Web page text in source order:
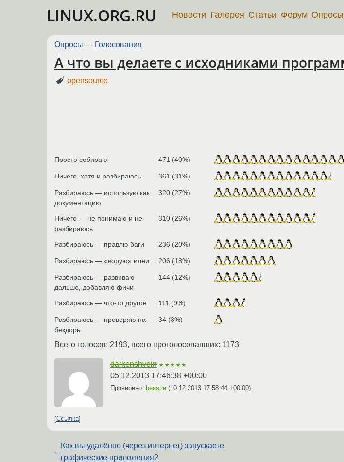
LINUX.ORG.RU Новости Галерея Статьи Форум Опросы
Опросы — Голосования
А что вы делаете с исходниками
opensource
Просто собираю 471 (40%)
Ничего, хотя и разбираюсь 361 (31%)
Разбираюсь — использую как
документацию
320 (27%)
Ничего — не понимаю и не
разбираюсь
310 (26%)
Разбираюсь — правлю баги 236 (20%)
Разбираюсь — «ворую» идеи 206 (18%)
Разбираюсь — развиваю
дальше, добавляю фичи
144 (12%)
Разбираюсь — что-то другое 111 (9%)
Разбираюсь — проверяю на
бекдоры
34 (3%)
Всего голосов: 2193, всего проголосовавших: 1173
darkenshvein ★★★★★
05.12.2013 17:46:38 +00:00
Проверено: beastie (10.12.2013 17:58:44 +00:00)
Ссылка
←
Как вы удалённо (через интернет) запускаете
графические приложения?